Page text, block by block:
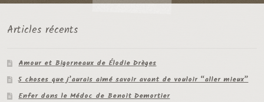
Articles récents
Amour et Bigorneaux de Élodie Drèges
5 choses que j’aurais aimé savoir avant de vouloir “aller mieux”
Enfer dans le Médoc de Benoit Demortier